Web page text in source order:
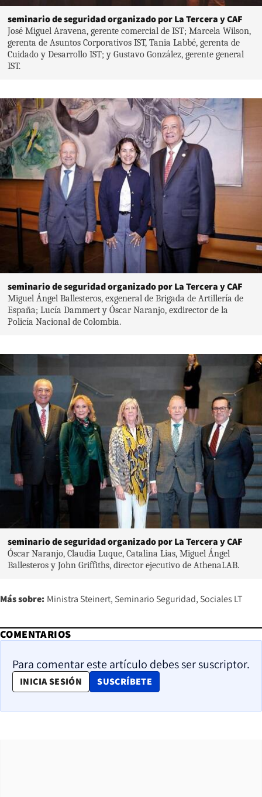
seminario de seguridad organizado por La Tercera y CAF
José Miguel Aravena, gerente comercial de IST; Marcela Wilson,
gerenta de Asuntos Corporativos IST, Tania Labbé, gerenta de
Cuidado y Desarrollo IST; y Gustavo González, gerente general
IST.
seminario de seguridad organizado por La Tercera y CAF
Miguel Ángel Ballesteros, exgeneral de Brigada de Artillería de
España; Lucía Dammert y Óscar Naranjo, exdirector de la
Policía Nacional de Colombia.
seminario de seguridad organizado por La Tercera y CAF
Óscar Naranjo, Claudia Luque, Catalina Lias, Miguel Ángel
Ballesteros y John Griffiths, director ejecutivo de AthenaLAB.
Más sobre: Ministra Steinert Seminario Seguridad Sociales LT
COMENTARIOS
Para comentar este artículo debes ser suscriptor.
INICIA SESIÓN SUSCRÍBETE
OPENS IN NEW WINDOW